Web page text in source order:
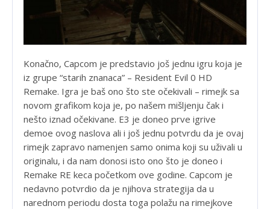
Konačno, Capcom je predstavio još jednu igru koja je
iz grupe “starih znanaca” – Resident Evil 0 HD
Remake. Igra je baš ono što ste očekivali – rimejk sa
novom grafikom koja je, po našem mišljenju čak i
nešto iznad očekivane. E3 je doneo prve igrive
demoe ovog naslova ali i još jednu potvrdu da je ovaj
rimejk zapravo namenjen samo onima koji su uživali u
originalu, i da nam donosi isto ono što je doneo i
Remake RE keca početkom ove godine. Capcom je
nedavno potvrdio da je njihova strategija da u
narednom periodu dosta toga polažu na rimejkove